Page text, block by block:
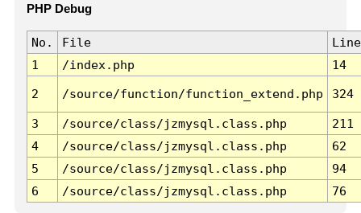
PHP Debug
No. File
Line
1
/index.php 14
2 /source/function/function_extend.php 324
3 /source/class/jzmysql.class.php
211
4
/source/class/jzmysql.class.php
62
5
/source/class/jzmysql.class.php
94
6
/source/class/jzmysql.class.php 76